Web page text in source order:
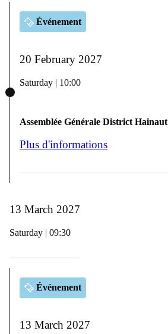
Événement
20 February 2027
Saturday | 10:00
Assemblée Générale District Hainaut
Plus d'informations
13 March 2027
Saturday | 09:30
Événement
13 March 2027